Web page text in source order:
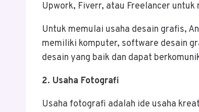
Upwork, Fiverr, atau Freelancer untuk
Untuk memulai usaha desain grafis,
memiliki komputer, software desain
desain yang baik dan dapat
2. Usaha Fotografi
Usaha fotografi adalah ide usaha